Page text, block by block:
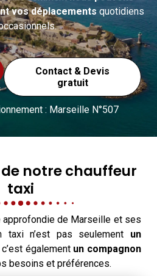
vos déplacements quotidiens
Contact & Devis
gratuit
: Marseille N°507
notre chauffeur
taxi
approfondie de Marseille et ses
taxi n’est pas seulement un
égalementun compagnon
besoins et préférences.